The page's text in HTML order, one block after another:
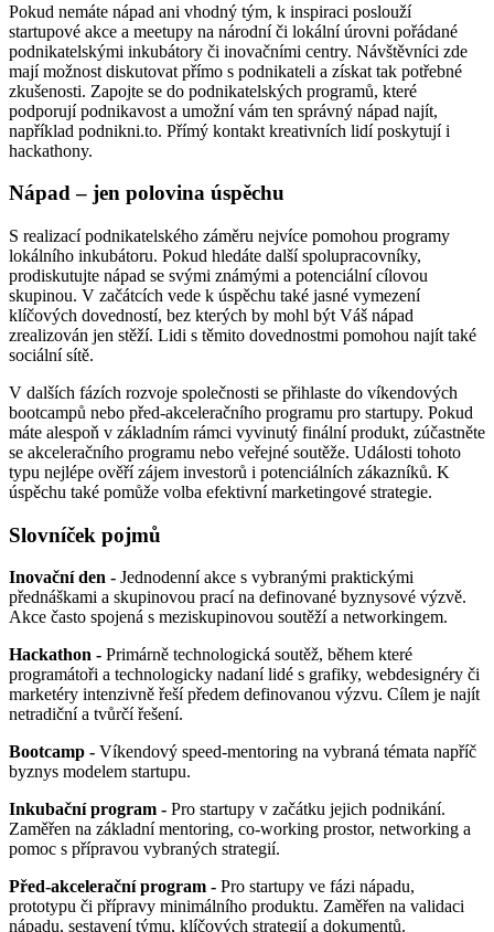
Pokud nemáte nápad ani vhodný tým, k inspiraci poslouží
startupové akce a meetupy na národní či lokální úrovni pořádané
podnikatelskými inkubátory či inovačními centry. Návštěvníci zde
mají možnost diskutovat přímo s podnikateli a získat tak potřebné
zkušenosti. Zapojte se do podnikatelských programů, které
podporují podnikavost a umožní vám ten správný nápad najít,
například podnikni.to. Přímý kontakt kreativních lidí poskytují i
hackathony.
Nápad – jen polovina úspěchu
S realizací podnikatelského záměru nejvíce pomohou programy
lokálního inkubátoru. Pokud hledáte další spolupracovníky,
prodiskutujte nápad se svými známými a potenciální cílovou
skupinou. V začátcích vede k úspěchu také jasné vymezení
klíčových dovedností, bez kterých by mohl být Váš nápad
zrealizován jen stěží. Lidi s těmito dovednostmi pomohou najít také
sociální sítě.
V dalších fázích rozvoje společnosti se přihlaste do víkendových
bootcampů nebo před-akceleračního programu pro startupy. Pokud
máte alespoň v základním rámci vyvinutý finální produkt, zúčastněte
se akceleračního programu nebo veřejné soutěže. Události tohoto
typu nejlépe ověří zájem investorů i potenciálních zákazníků. K
úspěchu také pomůže volba efektivní marketingové strategie.
Slovníček pojmů
Inovační den - Jednodenní akce s vybranými praktickými
přednáškami a skupinovou prací na definované byznysové výzvě.
Akce často spojená s meziskupinovou soutěží a networkingem.
Hackathon - Primárně technologická soutěž, během které
programátoři a technologicky nadaní lidé s grafiky, webdesignéry či
marketéry intenzivně řeší předem definovanou výzvu. Cílem je najít
netradiční a tvůrčí řešení.
Bootcamp - Víkendový speed-mentoring na vybraná témata napříč
byznys modelem startupu.
Inkubační program - Pro startupy v začátku jejich podnikání.
Zaměřen na základní mentoring, co-working prostor, networking a
pomoc s přípravou vybraných strategií.
Před-akcelerační program - Pro startupy ve fázi nápadu,
prototypu či přípravy minimálního produktu. Zaměřen na validaci
nápadu, sestavení týmu, klíčových strategií a dokumentů.